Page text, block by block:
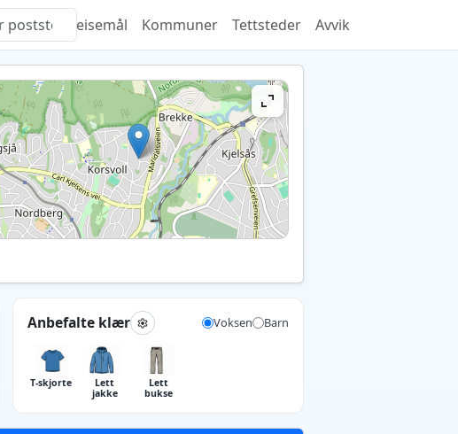
Quiz Reisemål Kommuner Tettsteder Avvik
Anbefalte klær Voksen Barn
T-skjorte
Lett
jakke
Lett
bukse